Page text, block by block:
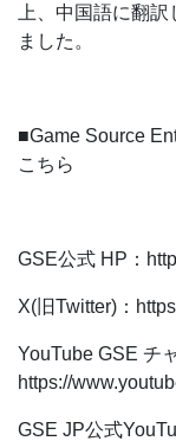
上、中国語に翻
ました。
■Game Source
こちら
GSE公式 HP：
X(旧Twitter)：
YouTube GSE チ
https://
GSE JP公式